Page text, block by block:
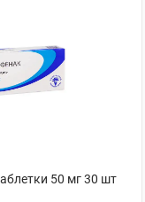
50 мг 30 шт